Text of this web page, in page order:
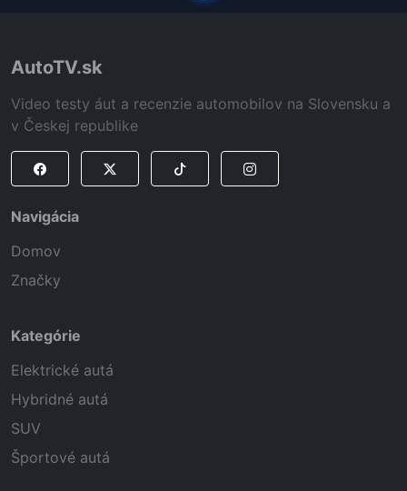
AutoTV.sk
Video testy áut a recenzie automobilov na Slovensku a
v Českej republike
Navigácia
Domov
Značky
Kategórie
Elektrické autá
Hybridné autá
SUV
Športové autá